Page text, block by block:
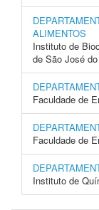
ALIMENTOS
Instituto de
de São José
Faculdade de
Faculdade de
Instituto de